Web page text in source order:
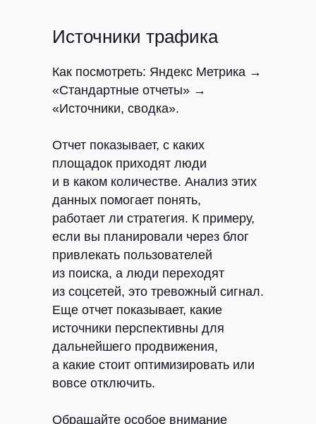
Источники трафика
Как посмотреть: Яндекс Метрика →
«Стандартные отчеты» →
«Источники, сводка».
Отчет показывает, с каких
площадок приходят люди
и в каком количестве. Анализ этих
данных помогает понять,
работает ли стратегия. К примеру,
если вы планировали через блог
привлекать пользователей
из поиска, а люди переходят
из соцсетей, это тревожный сигнал.
Еще отчет показывает, какие
источники перспективны для
дальнейшего продвижения,
а какие стоит оптимизировать или
вовсе отключить.
Обращайте особое внимание